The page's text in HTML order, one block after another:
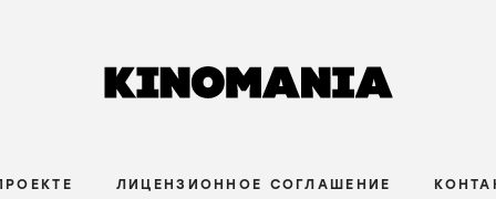
ЛИЦЕНЗИОННОЕ СОГЛАШЕНИЕ